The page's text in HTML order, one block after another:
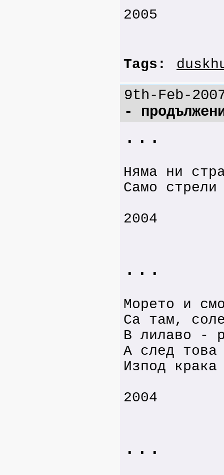
2005
Tags:
9th-Feb-
-
...
Няма ни
Само
2004
...
Морето и
Са там,
В лилаво -
А след
Изпод крака
2004
...